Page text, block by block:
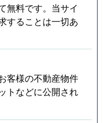
無料です。当サイ
することは一切あ
客様の不動産物件
トなどに公開され